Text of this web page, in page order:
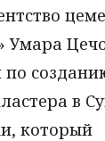
по
в
который